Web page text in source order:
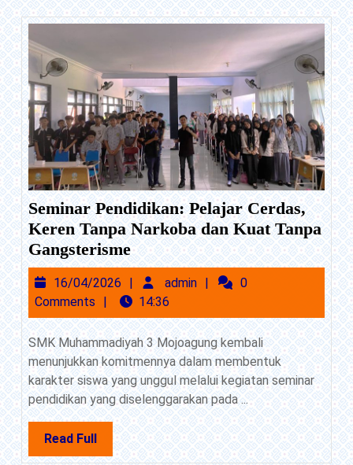
Gelar
Foto
Kenangan
Seminar Pendidikan: Pelajar Cerdas,
Keren Tanpa Narkoba dan Kuat Tanpa
GangsterismeSeminar
Pendidikan:
Pelajar
Cerdas,
Keren
Tanpa
Narkoba
dan
Kuat
Tanpa
Gangsterisme
16/04/2026 16/04/2026
admin admin
0
Comments
14:36
SMK Muhammadiyah 3 Mojoagung kembali
menunjukkan komitmennya dalam membentuk
karakter siswa yang unggul melalui kegiatan seminar
pendidikan yang diselenggarakan pada ...
Read FullRead
Full